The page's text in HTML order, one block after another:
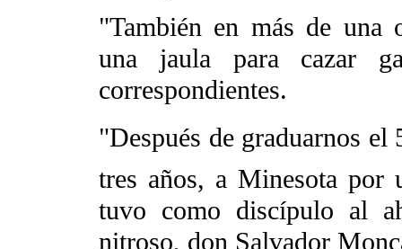
"También en más de una
una jaula para cazar
correspondientes.
"Después de graduarnos el
tres años, a Minesota por
tuvo como discípulo al
nitroso, don Salvador